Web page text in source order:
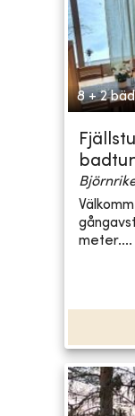
8 + 2
meter....